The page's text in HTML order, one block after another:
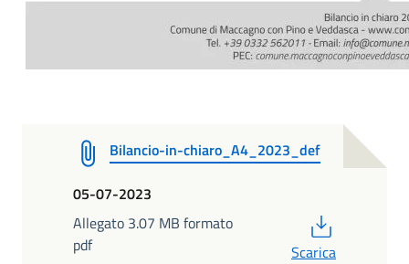
Bilancio-in-chiaro_A4_2023_def
05-07-2023
Allegato 3.07 MB formato
pdf
Scarica